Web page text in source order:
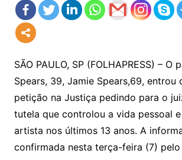
SÃO PAULO, SP (FOLHAPRESS) – O
Spears, 39, Jamie Spears,69, entrou
petição na Justiça pedindo para o
tutela que controlou a vida pessoal
artista nos últimos 13 anos. A
confirmada nesta terça-feira (7) pelo